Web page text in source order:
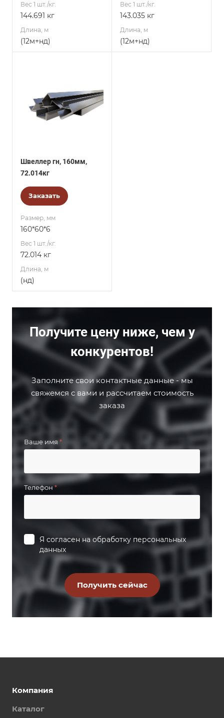
Вес 1 шт./кг.
144.691 кг
Длина, м
(12м+нд)
Вес 1 шт./кг.
143.035 кг
Длина, м
(12м+нд)
Швеллер гн, 160мм,
72.014кг
Заказать
Размер, мм
160*60*6
Вес 1 шт./кг.
72.014 кг
Длина, м
(нд)
Получите цену ниже, чем у
конкурентов!
Заполните свои контактные данные - мы
свяжемся с вами и рассчитаем стоимость
заказа
Ваше имя *
Телефон*
Я согласен на обработку персональных
данных
Компания
Каталог